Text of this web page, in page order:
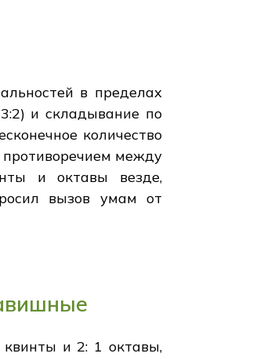
в пределах
и складывание по
количество
противоречием между
и октавы везде,
вызов умам от
квинты и 2: 1 октавы,